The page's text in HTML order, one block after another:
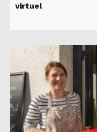
virtuel